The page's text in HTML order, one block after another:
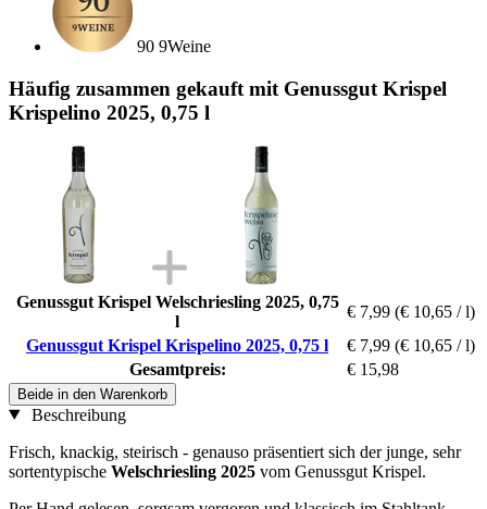
90 9Weine
Häufig zusammen gekauft mit Genussgut Krispel
Krispelino 2025, 0,75 l
Genussgut Krispel Welschriesling 2025, 0,75
l
€ 7,99 (€ 10,65 / l)
Genussgut Krispel Krispelino 2025, 0,75 l
€ 7,99 (€ 10,65 / l)
Gesamtpreis:
€ 15,98
Beide in den Warenkorb
Beschreibung
Frisch, knackig, steirisch - genauso präsentiert sich der junge, sehr
sortentypische Welschriesling 2025 vom Genussgut Krispel.